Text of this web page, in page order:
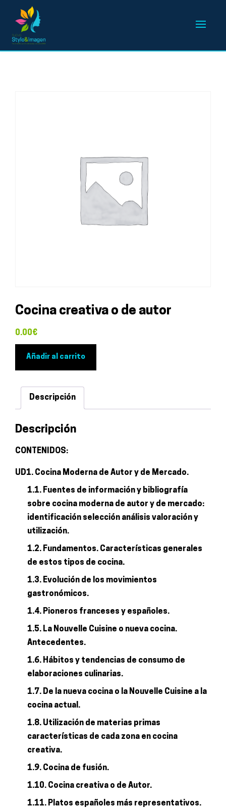
Cocina creativa o de autor
0.00€
Añadir al carrito
Descripción
Descripción
CONTENIDOS:
UD1. Cocina Moderna de Autor y de Mercado.
1.1. Fuentes de información y bibliografía
sobre cocina moderna de autor y de mercado:
identificación selección análisis valoración y
utilización.
1.2. Fundamentos. Características generales
de estos tipos de cocina.
1.3. Evolución de los movimientos
gastronómicos.
1.4. Pioneros franceses y españoles.
1.5. La Nouvelle Cuisine o nueva cocina.
Antecedentes.
1.6. Hábitos y tendencias de consumo de
elaboraciones culinarias.
1.7. De la nueva cocina o la Nouvelle Cuisine a la
cocina actual.
1.8. Utilización de materias primas
características de cada zona en cocina
creativa.
1.9. Cocina de fusión.
1.10. Cocina creativa o de Autor.
1.11. Platos españoles más representativos.